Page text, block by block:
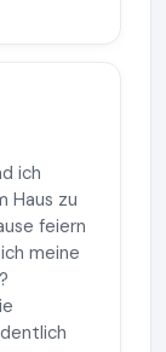
ich
Haus zu
feiern
meine